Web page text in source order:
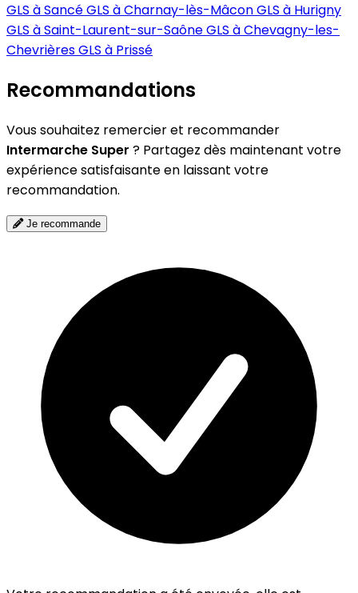
GLS à SancéGLS à Charnay-lès-MâconGLS à Hurigny
GLS à Saint-Laurent-sur-SaôneGLS à Chevagny-les-
ChevrièresGLS à Prissé
Recommandations
Vous souhaitez remercier et recommander
Intermarche Super ? Partagez dès maintenant votre
expérience satisfaisante en laissant votre
recommandation.
Je recommande